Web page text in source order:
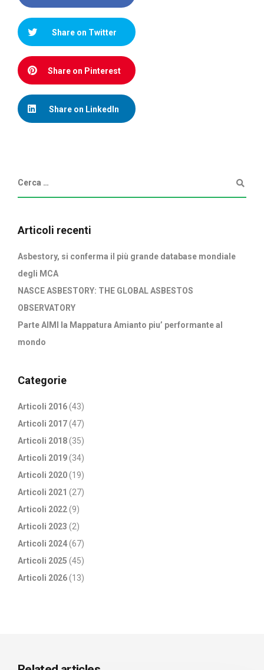
Share on Twitter
Share on Pinterest
Share on LinkedIn
Articoli recenti
Asbestory, si conferma il più grande database mondiale
degli MCA
NASCE ASBESTORY: THE GLOBAL ASBESTOS
OBSERVATORY
Parte AIMI la Mappatura Amianto piu’ performante al
mondo
Categorie
Articoli 2016(43)
Articoli 2017(47)
Articoli 2018(35)
Articoli 2019(34)
Articoli 2020(19)
Articoli 2021 (27)
Articoli 2022(9)
Articoli 2023 (2)
Articoli 2024(67)
Articoli 2025 (45)
Articoli 2026(13)